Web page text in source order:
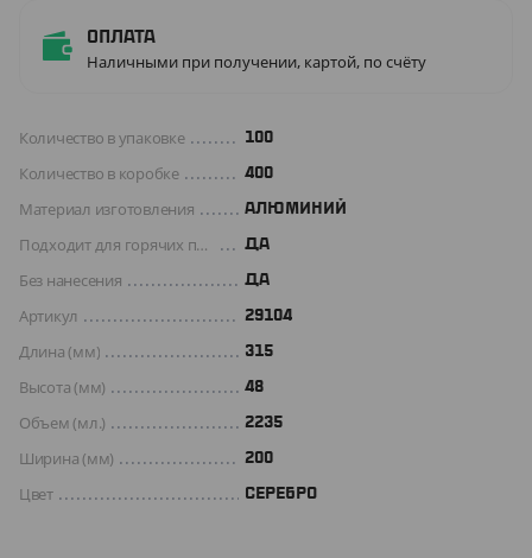
Оплата
Наличными при получении, картой, по счёту
Количество в упаковке 100
Количество в коробке 400
Материал изготовления АЛЮМИНИЙ
Подходит для горячих продуктов ДА
Без нанесения ДА
Артикул 29104
Длина (мм) 315
Высота (мм) 48
Объем (мл.) 2235
Ширина (мм) 200
Цвет СЕРЕБРО